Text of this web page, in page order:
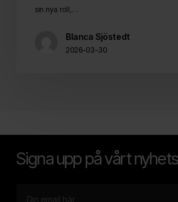
sin nya roll,…
Blanca Sjöstedt
2026-03-30
Signa upp på vårt